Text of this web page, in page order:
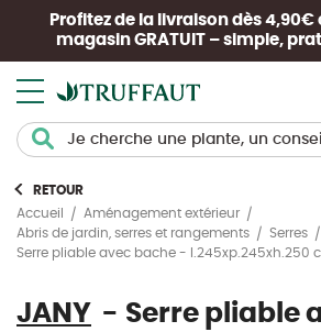
Profitez de la livraison dès
magasin GRATUIT – simple,
RETOUR
Accueil
Aménagement extérieur
Abris de jardin, serres et rangements
Serres
Serre pliable avec bache - l.245xp.245xh.250
JANY
Serre pliable